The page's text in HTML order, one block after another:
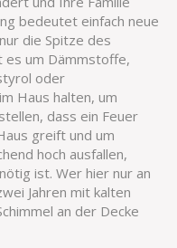
bedeutet einfach neue
die Spitze des
es um Dämmstoffe,
oder
Haus halten, um
dass ein Feuer
greift und um
hoch ausfallen,
ist. Wer hier nur an
Jahren mit kalten
an der Decke